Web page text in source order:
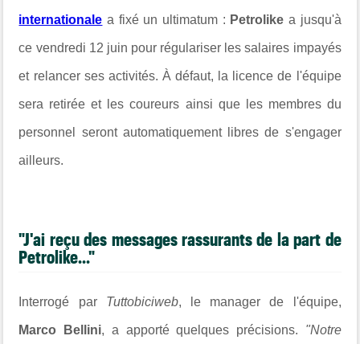
internationale a fixé un ultimatum : Petrolike a jusqu'à
ce vendredi 12 juin pour régulariser les salaires impayés
et relancer ses activités. À défaut, la licence de l'équipe
sera retirée et les coureurs ainsi que les membres du
personnel seront automatiquement libres de s'engager
ailleurs.
"J'ai reçu des messages rassurants de la part de
Petrolike..."
Interrogé par Tuttobiciweb, le manager de l'équipe,
Marco Bellini, a apporté quelques précisions. "Notre